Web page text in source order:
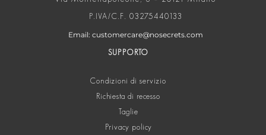
P.IVA/C.F. 03275440133
Email: customercare@nosecrets.com
SUPPORTO
Condizioni di servizio
Richiesta di recesso
Taglie
Privacy policy